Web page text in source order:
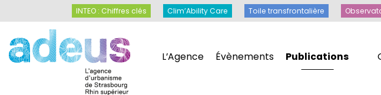
L’Agence Évènements Publications
INTEO : Chiffres clés Clim’Ability Care Toile transfrontalière
INTEO : Chiffres clés Clim’Ability Care Toile transfrontalière
Panneau de gestion des cookies